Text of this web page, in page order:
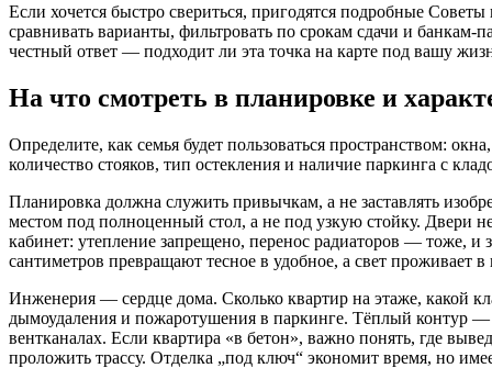
Если хочется быстро свериться, пригодятся подробные
сравнивать варианты, фильтровать по срокам сдачи и
честный ответ — подходит ли эта точка на карте под вашу
На что смотреть в планировке и
Определите, как семья будет пользоваться пространством:
количество стояков, тип остекления и наличие паркинга с
Планировка должна служить привычкам, а не заставлять
местом под полноценный стол, а не под узкую стойку. Двери
кабинет: утепление запрещено, перенос радиаторов — тоже,
сантиметров превращают тесное в удобное, а свет проживает в
Инженерия — сердце дома. Сколько квартир на этаже, какой
дымоудаления и пожаротушения в паркинге. Тёплый контур —
вентканалах. Если квартира «в бетон», важно понять, где
проложить трассу. Отделка „под ключ“ экономит время, но